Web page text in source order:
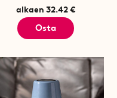
alkaen 32.42 €
Osta